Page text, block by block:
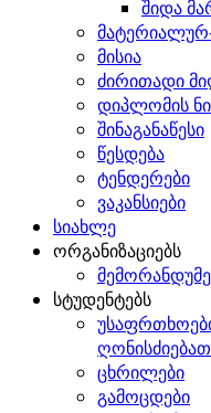
შიდა
მისია
ძირითადი
დიპლომის
შინაგანაწესი
წესდება
ტენდერები
ვაკანსიები
სიახლე
ორგანიზაციებს
სტუდენტებს
ცხრილები
გამოცდები